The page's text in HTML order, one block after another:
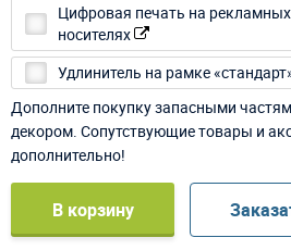
Цифровая печать на
носителях
Удлинитель на рамке
Дополните покупку запасными
декором. Сопутствующие товары и
дополнительно!
В корзину